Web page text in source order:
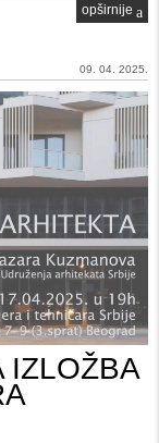
opširnije
09. 04. 2025.
IZLOŽBA